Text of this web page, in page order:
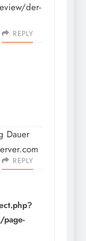
der-
REPLY
Dauer
REPLY